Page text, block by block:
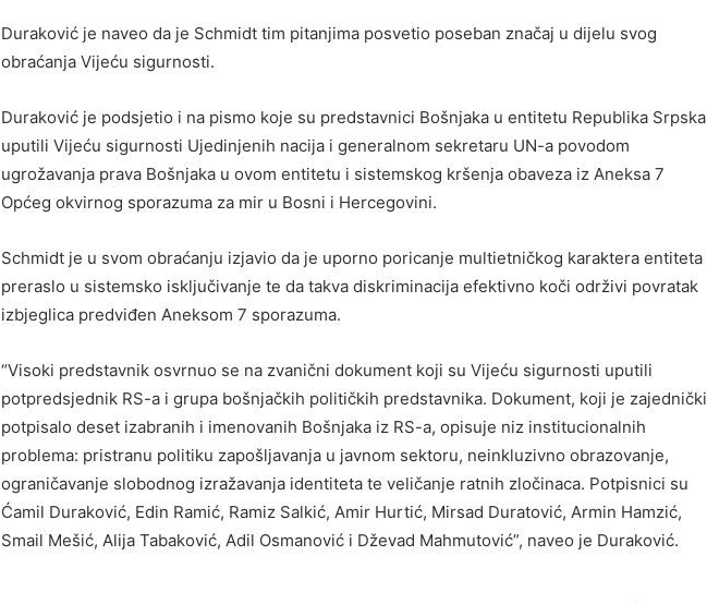
Duraković je naveo da je Schmidt tim pitanjima posvetio poseban značaj u dijelu svog
obraćanja Vijeću sigurnosti.
Duraković je podsjetio i na pismo koje su predstavnici Bošnjaka u entitetu Republika Srpska
uputili Vijeću sigurnosti Ujedinjenih nacija i generalnom sekretaru UN-a povodom
ugrožavanja prava Bošnjaka u ovom entitetu i sistemskog kršenja obaveza iz Aneksa 7
Općeg okvirnog sporazuma za mir u Bosni i Hercegovini.
Schmidt je u svom obraćanju izjavio da je uporno poricanje multietničkog karaktera entiteta
preraslo u sistemsko isključivanje te da takva diskriminacija efektivno koči održivi povratak
izbjeglica predviđen Aneksom 7 sporazuma.
“Visoki predstavnik osvrnuo se na zvanični dokument koji su Vijeću sigurnosti uputili
potpredsjednik RS-a i grupa bošnjačkih političkih predstavnika. Dokument, koji je zajednički
potpisalo deset izabranih i imenovanih Bošnjaka iz RS-a, opisuje niz institucionalnih
problema: pristranu politiku zapošljavanja u javnom sektoru, neinkluzivno obrazovanje,
ograničavanje slobodnog izražavanja identiteta te veličanje ratnih zločinaca. Potpisnici su
Ćamil Duraković, Edin Ramić, Ramiz Salkić, Amir Hurtić, Mirsad Duratović, Armin Hamzić,
Smail Mešić, Alija Tabaković, Adil Osmanović i Dževad Mahmutović”, naveo je Duraković.